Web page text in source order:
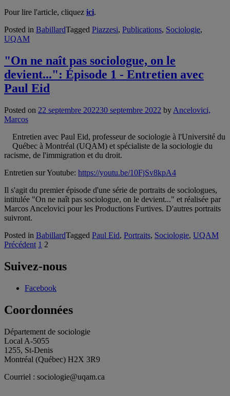
Pour lire l'article, cliquez ici.
Posted in BabillardTagged Piazzesi, Publications, Sociologie,
UQAM
"On ne naît pas sociologue, on le
devient...": Épisode 1 - Entretien avec
Paul Eid
Posted on 22 septembre 202230 septembre 2022 by Ancelovici,
Marcos
Entretien avec Paul Eid, professeur de sociologie à l'Université du
Québec à Montréal (UQAM) et spécialiste de la sociologie du
racisme, de l'immigration et du droit.
Entretien sur Youtube: https://youtu.be/10FjSv8kpA4
Il s'agit du premier épisode d'une série de portraits de sociologues,
intitulée "On ne naît pas sociologue, on le devient..." et réalisée par
Marcos Ancelovici pour les Productions Furtives. D'autres portraits
suivront.
Posted in BabillardTagged Paul Eid, Portraits, Sociologie, UQAM
Pagination
des
publications
Précédent 1 2
Suivez-nous
Facebook
Coordonnées
Département de sociologie
Local A-5055
1255, St-Denis
Montréal (Québec) H2X 3R9
Courriel : sociologie@uqam.ca